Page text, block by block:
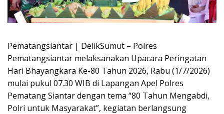
Pematangsiantar | DelikSumut – Polres
Pematangsiantar melaksanakan Upacara Peringatan
Hari Bhayangkara Ke-80 Tahun 2026, Rabu (1/7/2026)
mulai pukul 07.30 WIB di Lapangan Apel Polres
Pematang Siantar dengan tema “80 Tahun Mengabdi,
Polri untuk Masyarakat”, kegiatan berlangsung